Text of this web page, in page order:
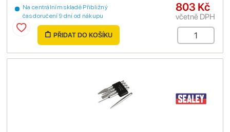
Na centrálním skladě Přibližný
čas doručení 9 dní od nákupu
803 Kč
včetně DPH
PŘIDAT DO KOŠÍKU